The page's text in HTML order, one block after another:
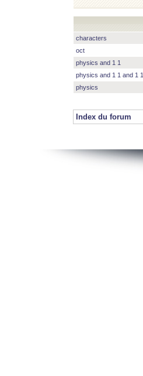
characters
oct
physics and 1 1
physics and 1 1 and 1 1
physics
Index du forum